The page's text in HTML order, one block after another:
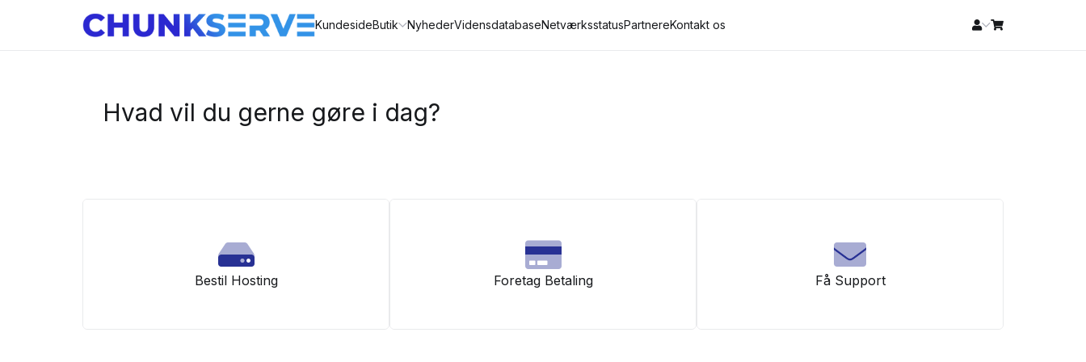
KundesideButik NyhederVidensdatabaseNetværksstatusPartnereKontakt os
Hvad vil du gerne gøre i dag?
Bestil Hosting Foretag Betaling Få Support